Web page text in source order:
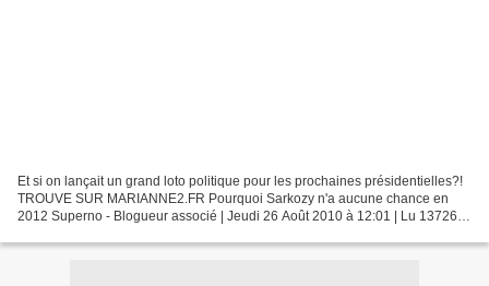
Et si on lançait un grand loto politique pour les prochaines présidentielles?!
TROUVE SUR MARIANNE2.FR Pourquoi Sarkozy n'a aucune chance en
2012 Superno - Blogueur associé | Jeudi 26 Août 2010 à 12:01 | Lu 13726